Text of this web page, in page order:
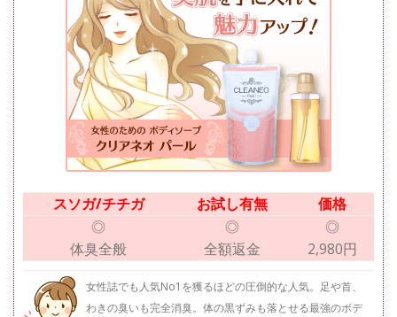
スソガ/チチガ お試し有無
価格
◎
体臭全般
◎
全額返金
◎
2,980円
女性誌でも人気No1を獲るほどの圧倒的な人気。足や首、
わきの臭いも完全消臭。体の黒ずみも落とせる最強のボデ